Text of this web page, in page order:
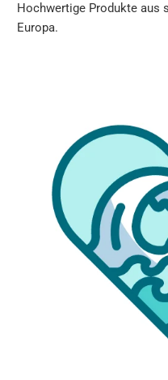
Hochwertige Produkte aus
Europa.